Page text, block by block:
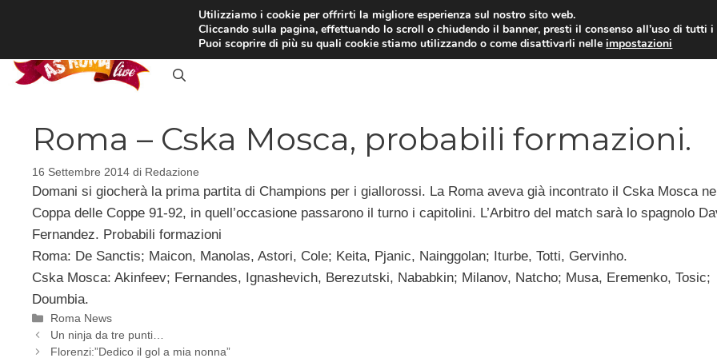
RASSEGNA STAMPA INTERVISTE CALCIOMERCATO CAMPIONATO
Roma – Cska Mosca, probabili formazioni.
16 Settembre 2014 di Redazione
Domani si giocherà la prima partita di Champions per i giallorossi. La Roma aveva già incontrato il Cska Mosca
Coppa delle Coppe 91-92, in quell’occasione passarono il turno i capitolini. L’Arbitro del match sarà lo spagnolo
Fernandez. Probabili formazioni
Roma: De Sanctis; Maicon, Manolas, Astori, Cole; Keita, Pjanic, Nainggolan; Iturbe, Totti, Gervinho.
Cska Mosca: Akinfeev; Fernandes, Ignashevich, Berezutski, Nababkin; Milanov, Natcho; Musa, Eremenko, Tosic;
Doumbia.
Categorie
Roma News
Un ninja da tre punti…
Florenzi:”Dedico il gol a mia nonna”
Utilizziamo i cookie per offrirti la migliore esperienza sul nostro sito web.
Cliccando sulla pagina, effettuando lo scroll o chiudendo il banner, presti il consenso all’uso di tutti i
Puoi scoprire di più su quali cookie stiamo utilizzando o come disattivarli nelleimpostazioni